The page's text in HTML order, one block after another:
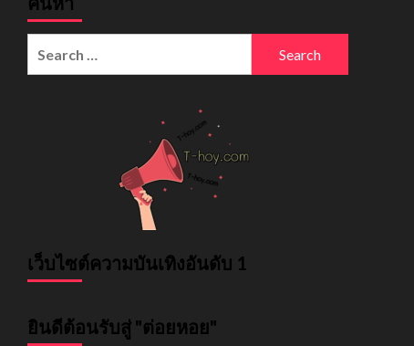
เว็บไซต์ความบันเทิงอันดับ 1
ยินดีต้อนรับสู่ "ต่อยหอย"